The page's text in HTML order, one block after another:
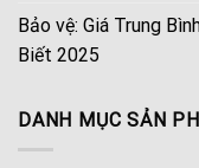
Bảo vệ: Giá Trung
Biết 2025
DANH MỤC SẢN